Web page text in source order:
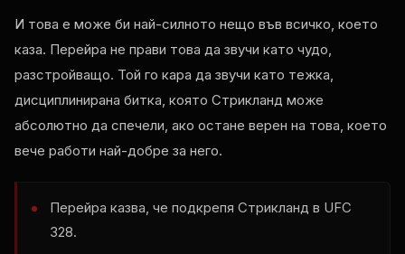
И това е може би най-силното нещо във всичко, което
каза. Перейра не прави това да звучи като чудо,
разстройващо. Той го кара да звучи като тежка,
дисциплинирана битка, която Стрикланд може
абсолютно да спечели, ако остане верен на това, което
вече работи най-добре за него.
Перейра казва, че подкрепя Стрикланд в UFC
328.